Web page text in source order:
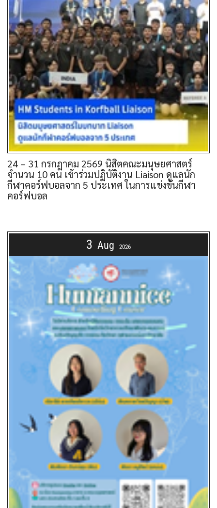
24 – 31 กรกฎาคม 2569 นิสิตคณะมนุษยศาสตร์
จำนวน 10 คน เข้าร่วมปฏิบัติงาน Liaison ดูแลนัก
กีฬาคอร์ฟบอลจาก 5 ประเทศ ในการแข่งขันกีฬา
คอร์ฟบอล
3 Aug 2026